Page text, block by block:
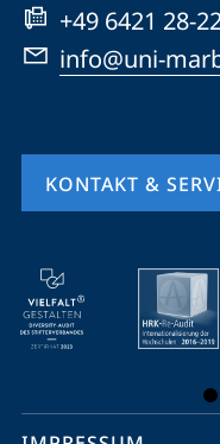
+49 6421 28-
info@uni-
KONTAKT &
Mobile-
Service-
Navigation
Social